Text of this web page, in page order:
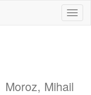
Moroz, Mihail